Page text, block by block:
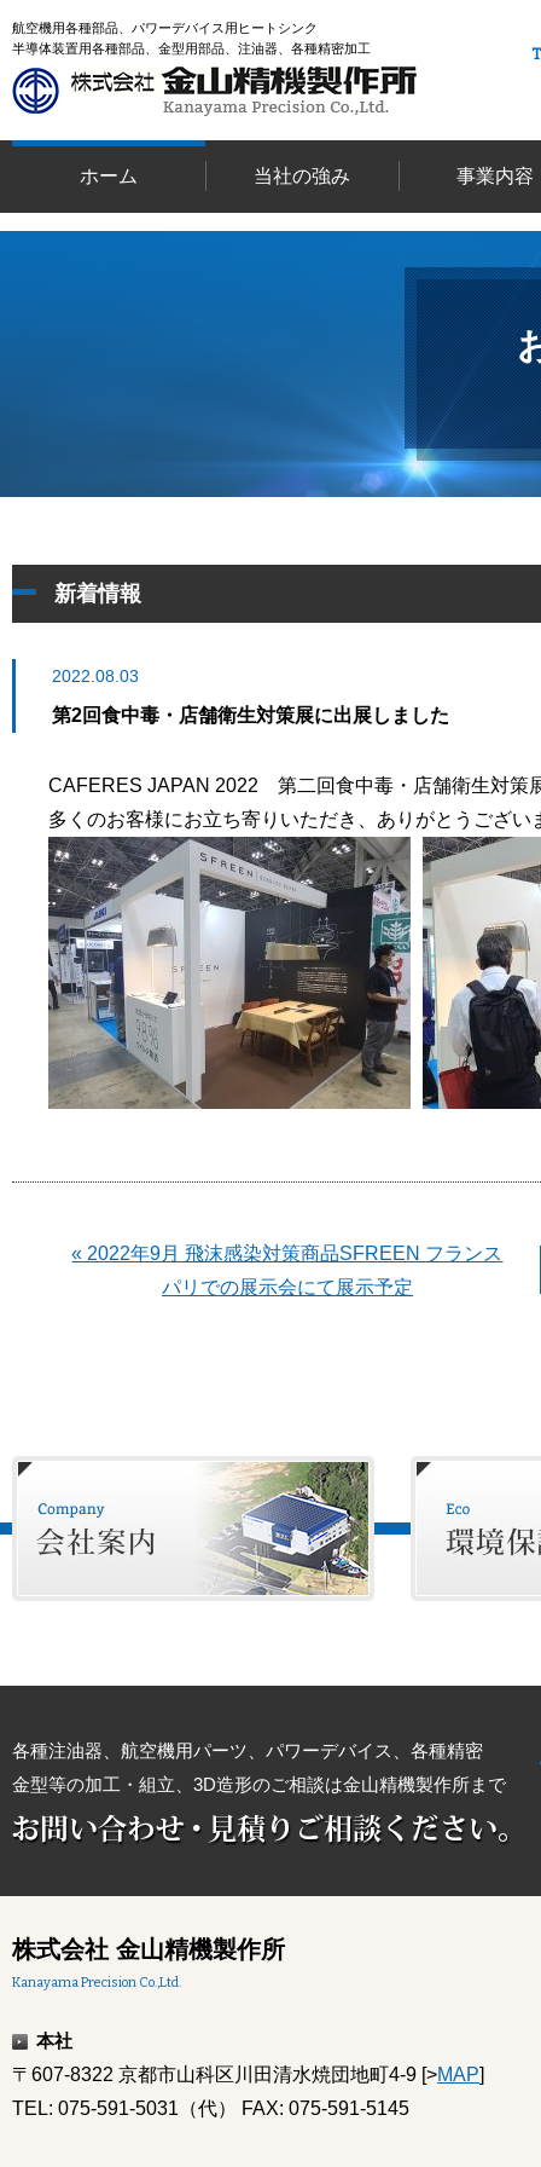
航空機用各種部品、パワーデバイス用ヒートシンク
半導体装置用各種部品、金型用部品、注油器、各種精密加工
ホーム 当社の強み 事業内容
新着情報
2022.08.03
第2回食中毒・店舗衛生対策展に出展しました
CAFERES JAPAN 2022 第二回食中毒・店舗衛生対策
多くのお客様にお立ち寄りいただき、ありがとうござい
« 2022年9月 飛沫感染対策商品SFREEN フランス
パリでの展示会にて展示予定
各種注油器、航空機用パーツ、パワーデバイス、各種精密
金型等の加工・組立、3D造形のご相談は金山精機製作所まで
株式会社 金山精機製作所
Kanayama Precision Co.,Ltd.
本社
〒607-8322 京都市山科区川田清水焼団地町4-9 [>MAP]
TEL: 075-591-5031（代） FAX: 075-591-5145